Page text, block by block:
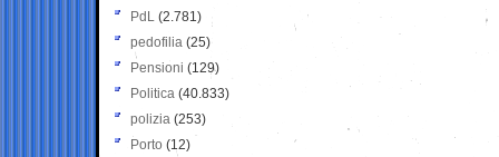
PdL (2.781)
pedofilia (25)
Pensioni (129)
Politica (40.833)
polizia (253)
Porto (12)